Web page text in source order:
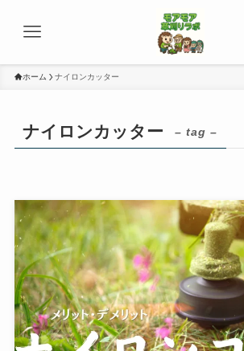
ホーム ナイロンカッター
ナイロンカッター – tag –